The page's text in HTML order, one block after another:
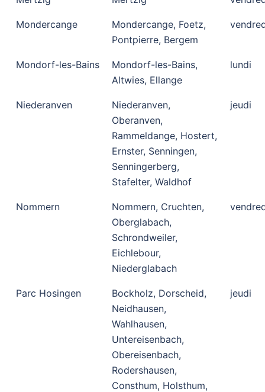
Mondercange
Mondercange, Foetz,
Pontpierre, Bergem
Mondorf-les-Bains
Mondorf-les-Bains,
Altwies, Ellange
lundi
Niederanven
Niederanven,
Oberanven,
Rammeldange, Hostert,
Ernster, Senningen,
Senningerberg,
Stafelter, Waldhof
jeudi
Nommern
Nommern, Cruchten,
Oberglabach,
Schrondweiler,
Eichlebour,
Niederglabach
Parc Hosingen
Bockholz, Dorscheid,
Neidhausen,
Wahlhausen,
Untereisenbach,
Obereisenbach,
Rodershausen,
Consthum, Holsthum,
jeudi